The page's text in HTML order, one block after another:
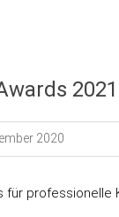
2021
2020
für professionelle